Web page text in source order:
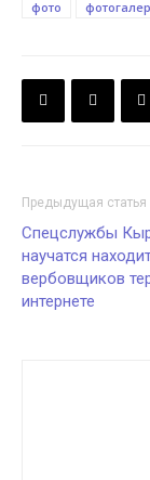
фото
Предыдущая статья
Спецслужбы
научатся
вербовщиков
интернете